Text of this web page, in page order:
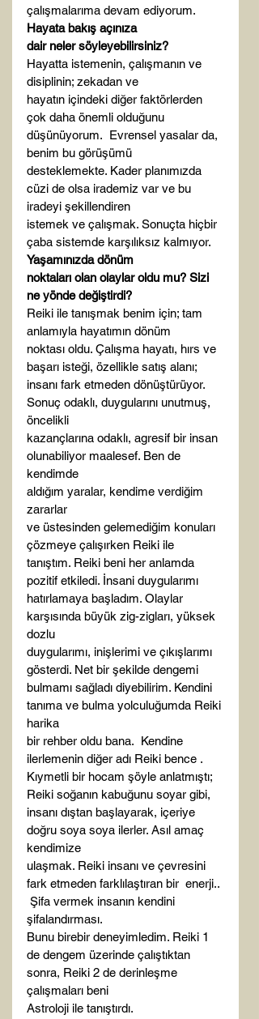
çalışmalarıma devam ediyorum.
Hayata bakış açınıza
dair neler söyleyebilirsiniz?
Hayatta istemenin, çalışmanın ve
disiplinin; zekadan ve
hayatın içindeki diğer faktörlerden
çok daha önemli olduğunu
düşünüyorum.  Evrensel yasalar da,
benim bu görüşümü
desteklemekte. Kader planımızda
cüzi de olsa irademiz var ve bu
iradeyi şekillendiren
istemek ve çalışmak. Sonuçta hiçbir
çaba sistemde karşılıksız kalmıyor.
Yaşamınızda dönüm
noktaları olan olaylar oldu mu? Sizi
ne yönde değiştirdi?
Reiki ile tanışmak benim için; tam
anlamıyla hayatımın dönüm
noktası oldu. Çalışma hayatı, hırs ve
başarı isteği, özellikle satış alanı;
insanı fark etmeden dönüştürüyor.
Sonuç odaklı, duygularını unutmuş,
öncelikli
kazançlarına odaklı, agresif bir insan
olunabiliyor maalesef. Ben de
kendimde
aldığım yaralar, kendime verdiğim
zararlar
ve üstesinden gelemediğim konuları
çözmeye çalışırken Reiki ile
tanıştım. Reiki beni her anlamda
pozitif etkiledi. İnsani duygularımı
hatırlamaya başladım. Olaylar
karşısında büyük zig-zigları, yüksek
dozlu
duygularımı, inişlerimi ve çıkışlarımı
gösterdi. Net bir şekilde dengemi
bulmamı sağladı diyebilirim. Kendini
tanıma ve bulma yolculuğumda Reiki
harika
bir rehber oldu bana.  Kendine
ilerlemenin diğer adı Reiki bence .
Kıymetli bir hocam şöyle anlatmıştı;
Reiki soğanın kabuğunu soyar gibi,
insanı dıştan başlayarak, içeriye
doğru soya soya ilerler. Asıl amaç
kendimize
ulaşmak. Reiki insanı ve çevresini
fark etmeden farklılaştıran bir  enerji..
Şifa vermek insanın kendini
şifalandırması.
Bunu birebir deneyimledim. Reiki 1
de dengem üzerinde çalıştıktan
sonra, Reiki 2 de derinleşme
çalışmaları beni
Astroloji ile tanıştırdı.